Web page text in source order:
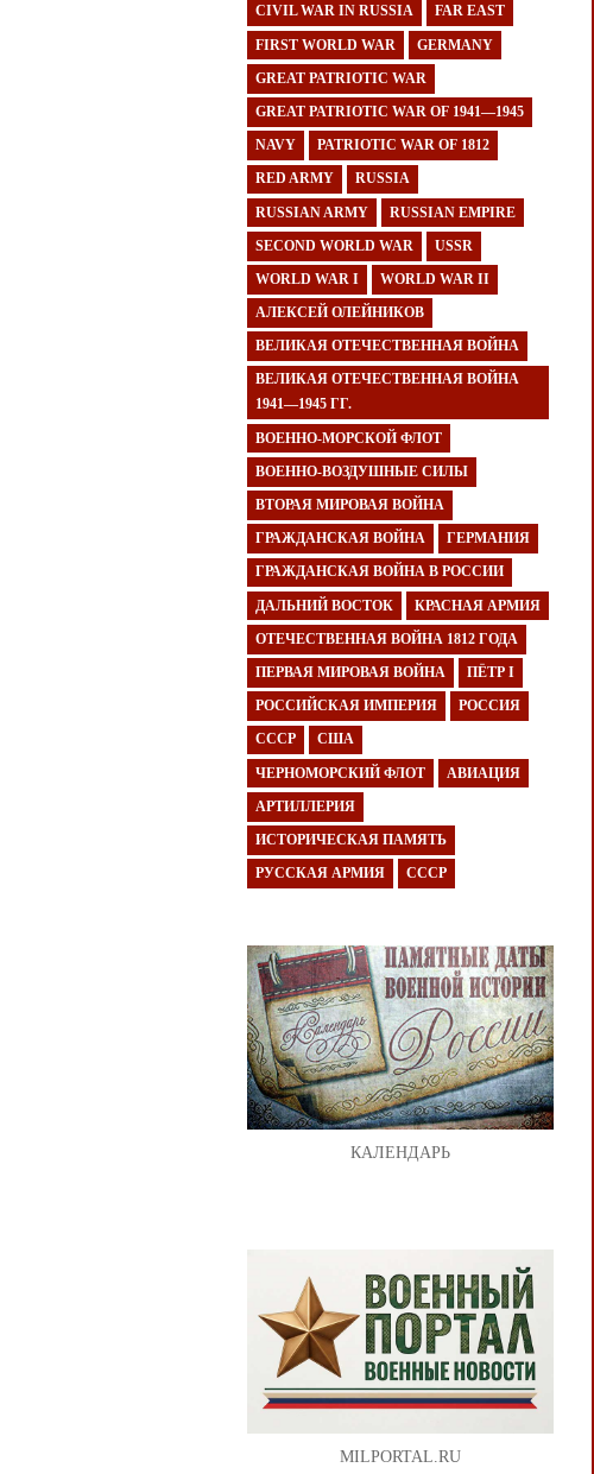
CIVIL WAR IN RUSSIA FAR EAST
FIRST WORLD WAR GERMANY
GREAT PATRIOTIC WAR
GREAT PATRIOTIC WAR OF 1941—1945
NAVY PATRIOTIC WAR OF 1812
RED ARMY RUSSIA
RUSSIAN ARMY RUSSIAN EMPIRE
SECOND WORLD WAR USSR
WORLD WAR I WORLD WAR II
АЛЕКСЕЙ ОЛЕЙНИКОВ
ВЕЛИКАЯ ОТЕЧЕСТВЕННАЯ ВОЙНА
ВЕЛИКАЯ ОТЕЧЕСТВЕННАЯ ВОЙНА
1941—1945 ГГ.
ВОЕННО-МОРСКОЙ ФЛОТ
ВОЕННО-ВОЗДУШНЫЕ СИЛЫ
ВТОРАЯ МИРОВАЯ ВОЙНА
ГРАЖДАНСКАЯ ВОЙНА ГЕРМАНИЯ
ГРАЖДАНСКАЯ ВОЙНА В РОССИИ
ДАЛЬНИЙ ВОСТОК КРАСНАЯ АРМИЯ
ОТЕЧЕСТВЕННАЯ ВОЙНА 1812 ГОДА
ПЕРВАЯ МИРОВАЯ ВОЙНА ПЁТР I
РОССИЙСКАЯ ИМПЕРИЯ РОССИЯ
СССР США
ЧЕРНОМОРСКИЙ ФЛОТ АВИАЦИЯ
АРТИЛЛЕРИЯ
ИСТОРИЧЕСКАЯ ПАМЯТЬ
РУССКАЯ АРМИЯ СССР
КАЛЕНДАРЬ
MILPORTAL.RU